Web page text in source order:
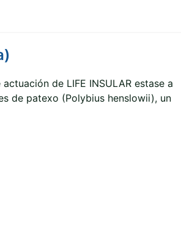
de LIFE INSULAR estase a
de patexo (Polybius henslowii), un